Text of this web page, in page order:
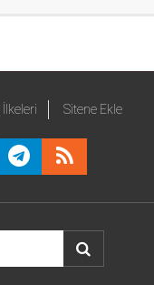
Sitene Ekle